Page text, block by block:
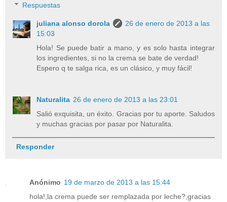
Respuestas
juliana alonso dorola
26 de enero de 2013 a las
15:03
Hola! Se puede batir a mano, y es solo hasta integrar
los ingredientes, si no la crema se bate de verdad!
Espero q te salga rica, es un clásico, y muy fácil!
Naturalita 26 de enero de 2013 a las 23:01
Salió exquisita, un éxito. Gracias por tu aporte. Saludos
y muchas gracias por pasar por Naturalita.
Responder
Anónimo 19 de marzo de 2013 a las 15:44
hola!,la crema puede ser remplazada por leche?,gracias